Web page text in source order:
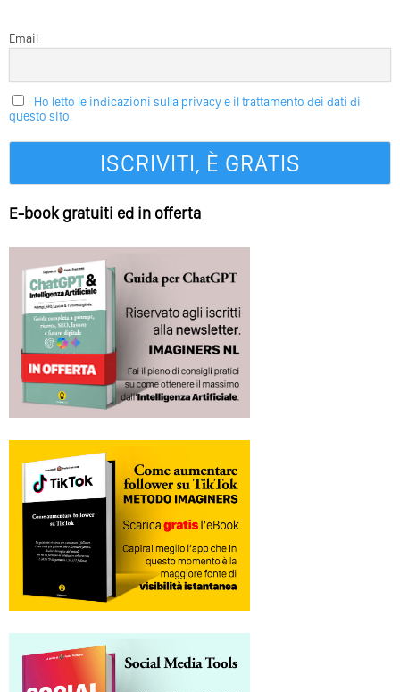
Email
Ho letto le indicazioni sulla privacy e il trattamento dei dati di
questo sito.
E-book gratuiti ed in offerta